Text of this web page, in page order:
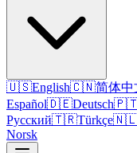
🇺🇸English🇨🇳简体中
Español🇩🇪Deutsch
Русский🇹🇷Türkçe
Norsk